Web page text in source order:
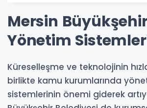
Mersin
Yönetim
Küreselleşme ve teknolojinin
birlikte kamu kurumlarında
sistemlerinin önemi giderek